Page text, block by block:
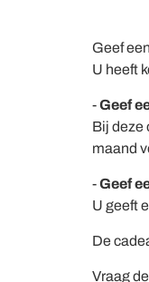
Geef
U heeft
-Geef
Bij deze
maand
-Geef
U geeft
De
Vraag